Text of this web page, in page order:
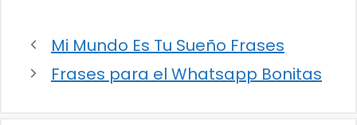
Mi Mundo Es Tu Sueño Frases
Frases para el Whatsapp Bonitas